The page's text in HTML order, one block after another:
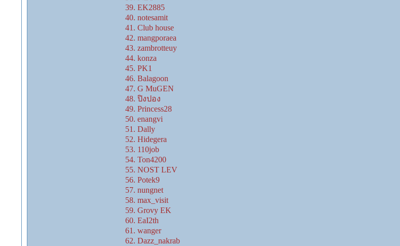
39. EK2885
40. notesamit
41. Club house
42. mangporaea
43. zambrotteuy
44. konza
45. PK1
46. Balagoon
47. G MuGEN
48. ปิงปอง
49. Princess28
50. enangvi
51. Dally
52. Hidegera
53. 110job
54. Ton4200
55. NOST LEV
56. Potek9
57. nungnet
58. max_visit
59. Grovy EK
60. EaI2th
61. wanger
62. Dazz_nakrab